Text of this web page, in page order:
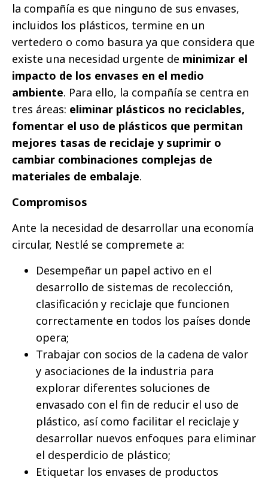
la compañía es que ninguno de sus envases,
incluidos los plásticos, termine en un
vertedero o como basura ya que considera que
existe una necesidad urgente de minimizar el
impacto de los envases en el medio
ambiente. Para ello, la compañía se centra en
tres áreas: eliminar plásticos no reciclables,
fomentar el uso de plásticos que permitan
mejores tasas de reciclaje y suprimir o
cambiar combinaciones complejas de
materiales de embalaje.
Compromisos
Ante la necesidad de desarrollar una economía
circular, Nestlé se compremete a:
Desempeñar un papel activo en el
desarrollo de sistemas de recolección,
clasificación y reciclaje que funcionen
correctamente en todos los países donde
opera;
Trabajar con socios de la cadena de valor
y asociaciones de la industria para
explorar diferentes soluciones de
envasado con el fin de reducir el uso de
plástico, así como facilitar el reciclaje y
desarrollar nuevos enfoques para eliminar
el desperdicio de plástico;
Etiquetar los envases de productos